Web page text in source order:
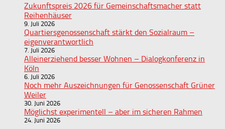
Zukunftspreis 2026 für Gemeinschaftsmacher statt
Reihenhäuser
9. Juli 2026
Quartiersgenossenschaft stärkt den Sozialraum –
eigenverantwortlich
7. Juli 2026
Alleinerziehend besser Wohnen – Dialogkonferenz in
Köln
6. Juli 2026
Noch mehr Auszeichnungen für Genossenschaft Grüner
Weiler
30. Juni 2026
Möglichst experimentell – aber im sicheren Rahmen
24. Juni 2026